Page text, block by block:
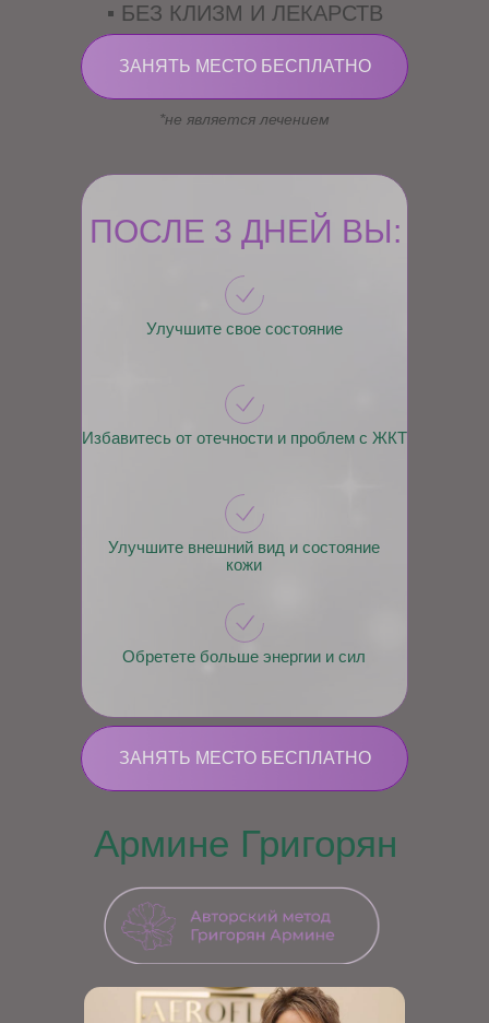
ЗАНЯТЬ МЕСТО БЕСПЛАТНО
▪ БЕЗ КЛИЗМ И ЛЕКАРСТВ
*не является лечением
Обретете больше энергии и сил
Улучшите внешний вид и состояние
кожи
Улучшите свое состояние
Избавитесь от отечности и проблем с ЖКТ
ПОСЛЕ 3 ДНЕЙ ВЫ:
ЗАНЯТЬ МЕСТО БЕСПЛАТНО
Армине Григорян